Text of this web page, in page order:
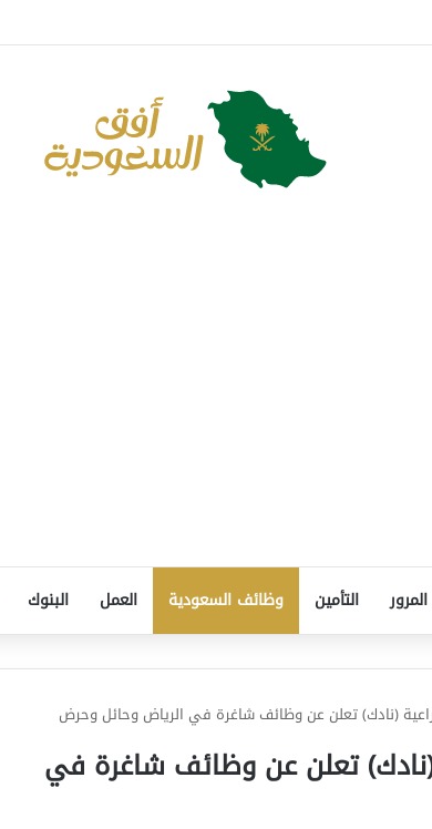
المرور التأمين وظائف السعودية العمل البنوك
(نادك) تعلن عن وظائف شاغرة في الرياض وحائل وحرض
(نادك) تعلن عن وظائف شاغرة في